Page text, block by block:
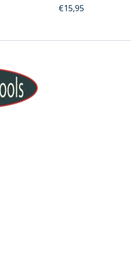
€15,95